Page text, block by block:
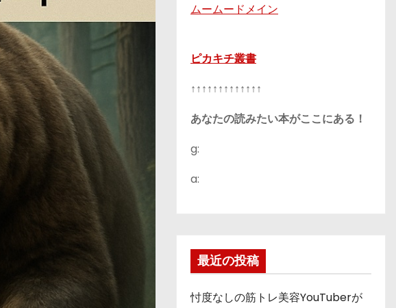
ムームードメイン
ピカキチ叢書
↑↑↑↑↑↑↑↑↑↑↑↑↑
あなたの読みたい本がここにある！
g:
a:
最近の投稿
忖度なしの筋トレ美容YouTuberが